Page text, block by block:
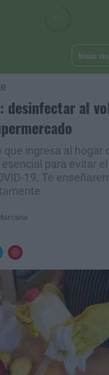
Iniciar
desinfectar al
que ingresa al hogar
para evitar
19. Te